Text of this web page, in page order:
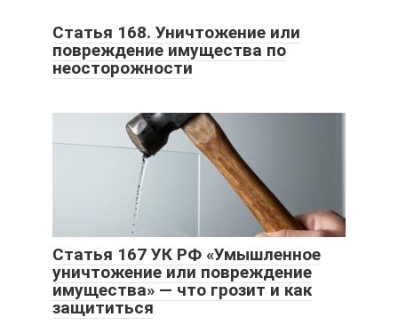
Статья 168. Уничтожение или
повреждение имущества по
неосторожности
Статья 167 УК РФ «Умышленное
уничтожение или повреждение
имущества» — что грозит и как
защититься